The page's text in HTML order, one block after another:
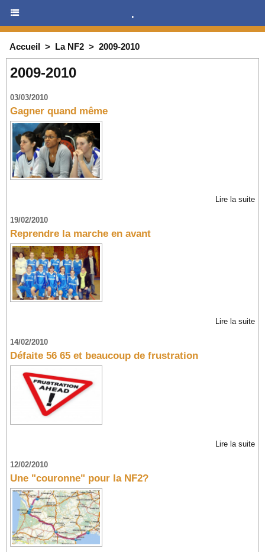
.
Accueil > La NF2 > 2009-2010
2009-2010
03/03/2010
Gagner quand même
Lire la suite
19/02/2010
Reprendre la marche en avant
Lire la suite
14/02/2010
Défaite 56 65 et beaucoup de frustration
Lire la suite
12/02/2010
Une "couronne" pour la NF2?